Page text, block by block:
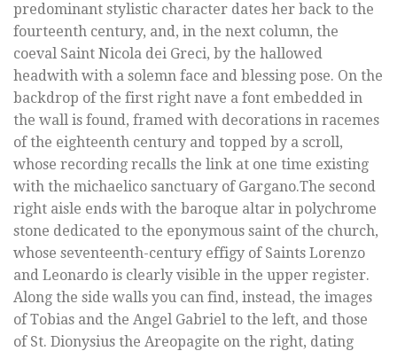
predominant stylistic character dates her back to the
fourteenth century, and, in the next column, the
coeval Saint Nicola dei Greci, by the hallowed
headwith with a solemn face and blessing pose. On the
backdrop of the first right nave a font embedded in
the wall is found, framed with decorations in racemes
of the eighteenth century and topped by a scroll,
whose recording recalls the link at one time existing
with the michaelico sanctuary of Gargano.The second
right aisle ends with the baroque altar in polychrome
stone dedicated to the eponymous saint of the church,
whose seventeenth-century effigy of Saints Lorenzo
and Leonardo is clearly visible in the upper register.
Along the side walls you can find, instead, the images
of Tobias and the Angel Gabriel to the left, and those
of St. Dionysius the Areopagite on the right, dating